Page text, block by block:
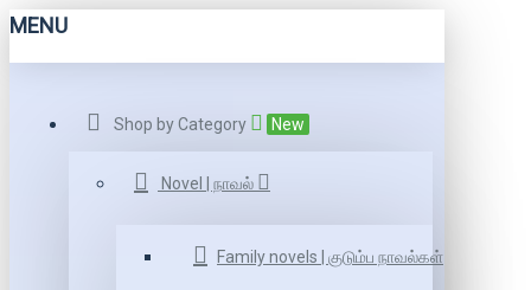
MENU
Shop by Category New
Novel | நாவல்
Family novels | குடும்ப நாவல்கள்